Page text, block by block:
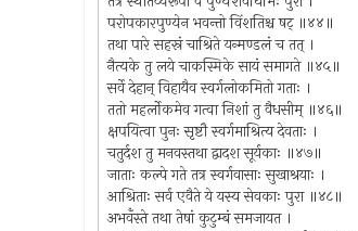
परोपकारपुण्येन भवन्तो विंशतिश्च षट् ॥४४॥
तथा पारे सहस्रं चाश्रिते यन्मण्डलं च तत् ।
नैत्यके तु लये चाकस्मिके सायं समागते ॥४५॥
सर्वे देहान् विहायैव स्वर्गलोकमितो गताः ।
ततो महर्लोकमेव गत्वा निशां तु वैधसीम् ॥४६॥
क्षपयित्वा पुनः सृष्टौ स्वर्गमाश्रित्य देवताः ।
चतुर्दश तु मनवस्तथा द्वादश सूर्यकाः ॥४७॥
जाताः कल्पे गते तत्र स्वर्गवासाः सुखाश्रयाः ।
आश्रिताः सर्व एवैते ये यस्य सेवकाः पुरा ॥४८॥
अभवँस्ते तथा तेषां कुटुम्बं समजायत ।